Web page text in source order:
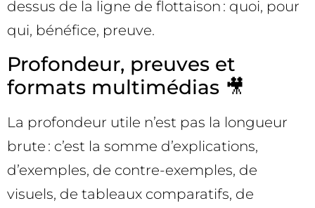
dessus de la ligne de flottaison : quoi, pour
qui, bénéfice, preuve.
Profondeur, preuves et
formats multimédias 🎥
La profondeur utile n’est pas la longueur
brute : c’est la somme d’explications,
d’exemples, de contre-exemples, de
visuels, de tableaux comparatifs, de